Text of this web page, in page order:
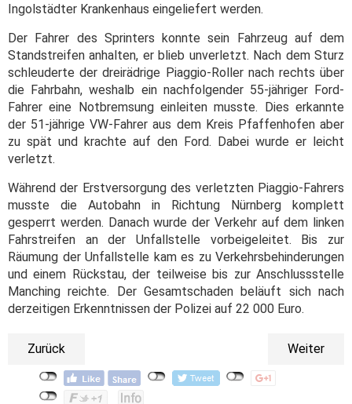
Ingolstädter Krankenhaus eingeliefert werden.
Der Fahrer des Sprinters konnte sein Fahrzeug auf dem
Standstreifen anhalten, er blieb unverletzt. Nach dem Sturz
schleuderte der dreirädrige Piaggio-Roller nach rechts über
die Fahrbahn, weshalb ein nachfolgender 55-jähriger Ford-
Fahrer eine Notbremsung einleiten musste. Dies erkannte
der 51-jährige VW-Fahrer aus dem Kreis Pfaffenhofen aber
zu spät und krachte auf den Ford. Dabei wurde er leicht
verletzt.
Während der Erstversorgung des verletzten Piaggio-Fahrers
musste die Autobahn in Richtung Nürnberg komplett
gesperrt werden. Danach wurde der Verkehr auf dem linken
Fahrstreifen an der Unfallstelle vorbeigeleitet. Bis zur
Räumung der Unfallstelle kam es zu Verkehrsbehinderungen
und einem Rückstau, der teilweise bis zur Anschlussstelle
Manching reichte. Der Gesamtschaden beläuft sich nach
derzeitigen Erkenntnissen der Polizei auf 22 000 Euro.
Zurück Weiter